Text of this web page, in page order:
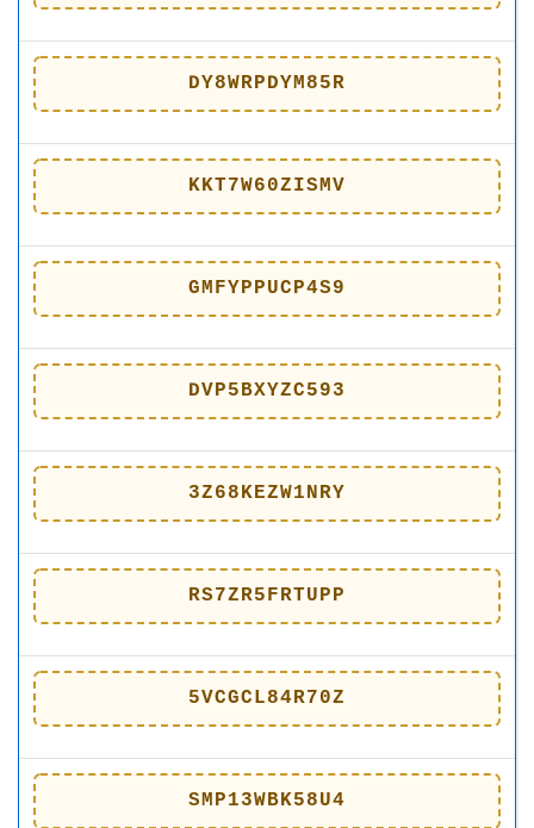
DY8WRPDYM85R
KKT7W60ZISMV
GMFYPPUCP4S9
DVP5BXYZC593
3Z68KEZW1NRY
RS7ZR5FRTUPP
5VCGCL84R70Z
SMP13WBK58U4